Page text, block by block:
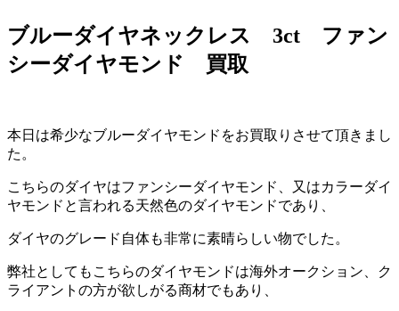
ブルーダイヤネックレス 3ct ファン
シーダイヤモンド 買取
本日は希少なブルーダイヤモンドをお買取りさせて頂きまし
た。
こちらのダイヤはファンシーダイヤモンド、又はカラーダイ
ヤモンドと言われる天然色のダイヤモンドであり、
ダイヤのグレード自体も非常に素晴らしい物でした。
弊社としてもこちらのダイヤモンドは海外オークション、ク
ライアントの方が欲しがる商材でもあり、